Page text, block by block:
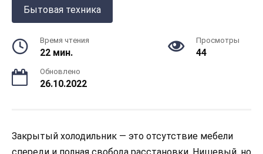
Бытовая техника
Время чтения
22 мин.
Просмотры
44
Обновлено
26.10.2022
Закрытый холодильник — это отсутствие мебели